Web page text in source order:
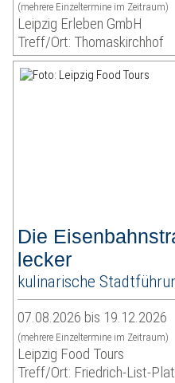
(mehrere Einzeltermine im Zeitraum)
Leipzig Erleben GmbH
Treff/Ort: Thomaskirchhof
Die
lecker
kulinarische
07.08.2026 bis 19.12.2026
(mehrere Einzeltermine im Zeitraum)
Leipzig Food Tours
Treff/Ort: Friedrich-List-